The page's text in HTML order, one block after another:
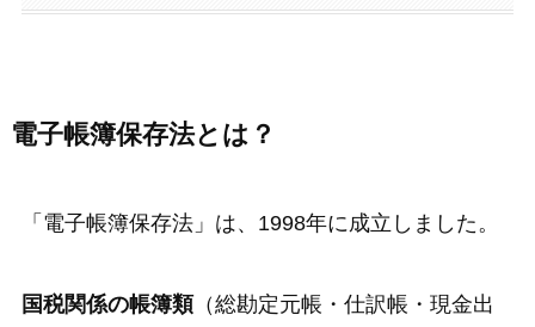
電子帳簿保存法とは？
「電子帳簿保存法」は、1998年に成立しました。
国税関係の帳簿類（総勘定元帳・仕訳帳・現金出